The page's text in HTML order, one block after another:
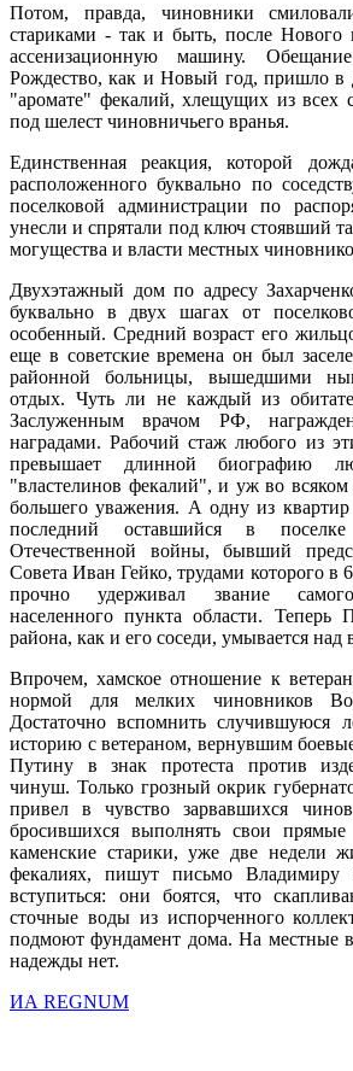
Потом, правда, чиновники
стариками - так и быть, после Нового
ассенизационную машину.
Рождество, как и Новый год, пришло в
"аромате" фекалий, хлещущих из всех
под шелест чиновничьего вранья.
Единственная реакция, которой
расположенного буквально по
поселковой администрации по
унесли и спрятали под ключ стоявший
могущества и власти местных
Двухэтажный дом по адресу
буквально в двух шагах от
особенный. Средний возраст его
еще в советские времена он был
районной больницы, вышедшими
отдых. Чуть ли не каждый из
Заслуженным врачом РФ, награжден
наградами. Рабочий стаж любого из
превышает длинной биографию
"властелинов фекалий", и уж во всяком
большего уважения. А одну из
последний оставшийся в
Отечественной войны, бывший
Совета Иван Гейко, трудами которого в
прочно удерживал звание самого
населенного пункта области. Теперь
района, как и его соседи, умывается над
Впрочем, хамское отношение к
нормой для мелких чиновников
Достаточно вспомнить случившуюся
историю с ветераном, вернувшим
Путину в знак протеста против
чинуш. Только грозный окрик
привел в чувство зарвавшихся
бросившихся выполнять свои
каменские старики, уже две недели
фекалиях, пишут письмо Владимиру
вступиться: они боятся, что
сточные воды из испорченного
подмоют фундамент дома. На местные
надежды нет.
ИА REGNUM